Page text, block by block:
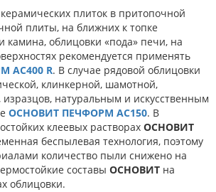
плиток в притопочной
плиты, на ближних к топке
камина, облицовки «пода» печи, на
рекомендуется применять
АC400 R. В случае рядовой облицовки
клинкерной, шамотной,
изразцов, натуральным и искусственным
ОСНОВИТ ПЕЧФОРМ AC150. В
клеевых растворах ОСНОВИТ
беспылевая технология, поэтому
количество пыли снижено на
составы ОСНОВИТ на
облицовки.